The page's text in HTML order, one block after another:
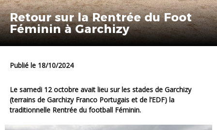
Retour sur la Rentrée du Foot
Féminin à Garchizy
Publié le 18/10/2024
Le samedi 12 octobre avait lieu sur les stades de Garchizy
(terrains de Garchizy Franco Portugais et de l’EDF) la
traditionnelle Rentrée du football Féminin.